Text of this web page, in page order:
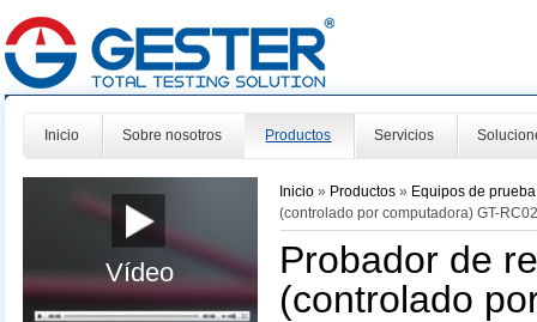
Inicio Sobre nosotros Productos Servicios
Vídeo
Inicio » Productos» Equipos de
(controlado por computadora) GT-
Probador de
(controlado